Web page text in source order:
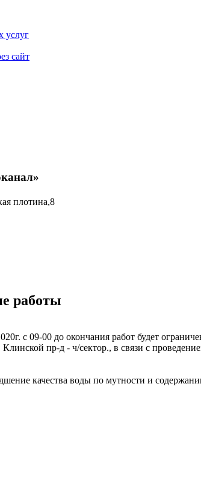
услуг
сайт
плотина,8
работы
с 09-00 до окончания работ будет
пр-д - ч/сектор., в связи с
качества воды по мутности и